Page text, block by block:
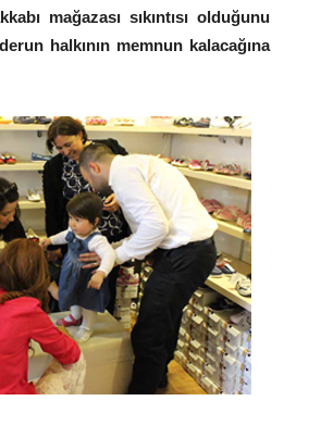
mağazası sıkıntısı olduğunu
halkının memnun kalacağına